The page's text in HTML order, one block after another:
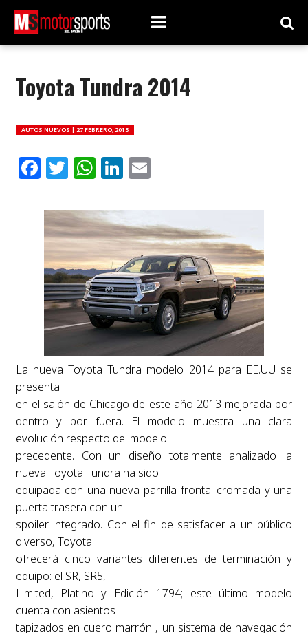
Toyota Tundra 2014
AUTOS NUEVOS | 27 FEBRERO, 2013
Facebook
Twitter
WhatsApp
LinkedIn
Email
La nueva Toyota Tundra modelo 2014 para EE.UU se
presenta
en el salón de Chicago de este año 2013 mejorada por
dentro y por fuera. El modelo muestra una clara
evolución respecto del modelo
precedente. Con un diseño totalmente analizado la
nueva Toyota Tundra ha sido
equipada con una nueva parrilla frontal cromada y una
puerta trasera con un
spoiler integrado. Con el fin de satisfacer a un público
diverso, Toyota
ofrecerá cinco variantes diferentes de terminación y
equipo: el SR, SR5,
Limited, Platino y Edición 1794; este último modelo
cuenta con asientos
tapizados en cuero marrón , un sistema de navegación